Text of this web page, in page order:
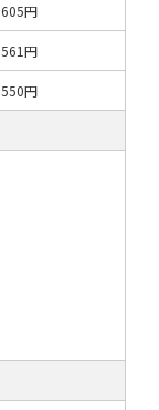
605円
561円
550円